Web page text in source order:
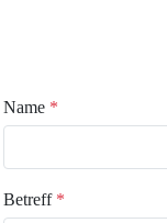
Name *
Betreff*